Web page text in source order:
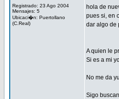
Registrado: 23 Ago 2004
Mensajes: 5
Ubicaci�n: Puertollano
(C.Real)
hola de
pues si, en
dar algo de
A quien le
Si es a mi
No me da
Sigo